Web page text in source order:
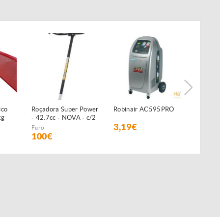
Roçadora Super Power
- 42.7cc - NOVA - c/2
anos de GARANTIA
Faro
100€
Robinair AC595PRO
3,19€